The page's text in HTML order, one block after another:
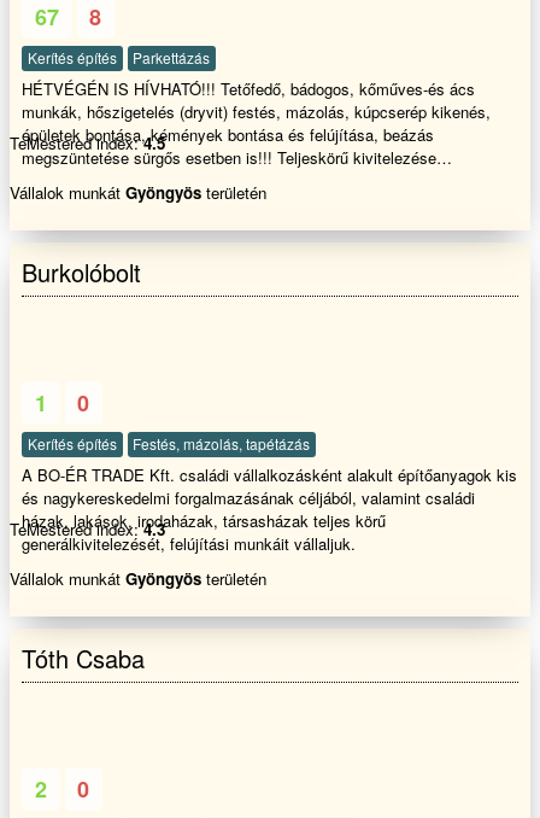
keltettem érdeklődését Hívjon Bizalommal Köszönöm
67 8
Kerítés építés Parkettázás
HÉTVÉGÉN IS HÍVHATÓ!!! Tetőfedő, bádogos, kőműves-és ács
munkák, hőszigetelés (dryvit) festés, mázolás, kúpcserép kikenés,
épületek bontása, kémények bontása és felújítása, beázás
megszüntetése sürgős esetben is!!! Teljeskörű kivitelezése
TeMestered index:4.5
Vállalok munkát Gyöngyös területén
Burkolóbolt
1 0
Kerítés építés Festés, mázolás, tapétázás
A BO-ÉR TRADE Kft. családi vállalkozásként alakult építőanyagok kis
és nagykereskedelmi forgalmazásának céljából, valamint családi
házak, lakások, irodaházak, társasházak teljes körű
generálkivitelezését, felújítási munkáit vállaljuk.
TeMestered index:4.3
Vállalok munkát Gyöngyös területén
Tóth Csaba
2 0